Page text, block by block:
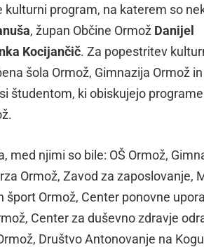
kulturni program, na katerem so
, župan Občine Ormož Danijel
Kocijančič. Za popestritev
šola Ormož, Gimnazija Ormož in
študentom, ki obiskujejo programe
med njimi so bile: OŠ Ormož,
Ormož, Zavod za zaposlovanje,
šport Ormož, Center ponovne
Center za duševno zdravje
Društvo Antonovanje na